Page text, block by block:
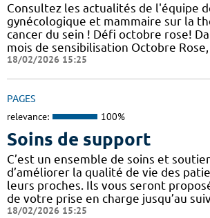
Consultez les actualités de l'équipe
gynécologique et mammaire sur la
cancer du sein ! Défi octobre rose!
mois de sensibilisation Octobre
18/02/2026 15:25
PAGES
relevance: 100%
Soins de support
C’est un ensemble de soins et
d’améliorer la qualité de vie des
leurs proches. Ils vous seront
de votre prise en charge jusqu’au
18/02/2026 15:25